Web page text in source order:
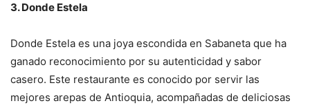
3. Donde Estela
Donde Estela es una joya escondida en Sabaneta que ha
ganado reconocimiento por su autenticidad y sabor
casero. Este restaurante es conocido por servir las
mejores arepas de Antioquia, acompañadas de deliciosas